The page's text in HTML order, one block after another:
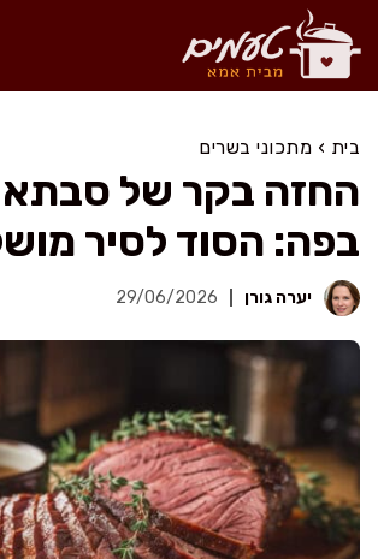
לדלג
לתוכן
בית › מתכוני בשרים
החזה בקר של
בפה: הסוד לסיר
יערה גורן 29/06/2026